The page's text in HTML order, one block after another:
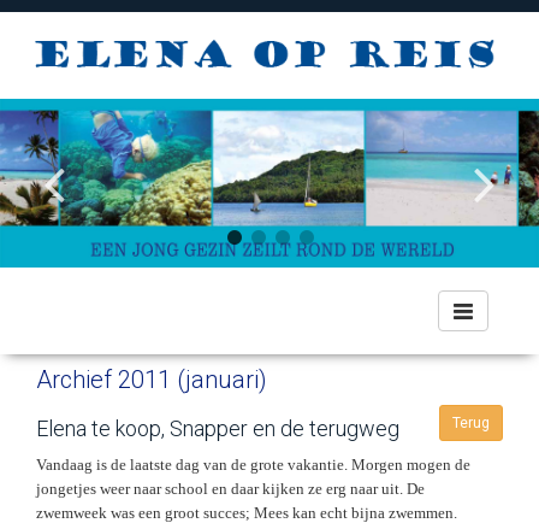
Toggle
navigation
Archief 2011 (januari)
Terug
Elena te koop, Snapper en de terugweg
Vandaag is de laatste dag van de grote vakantie. Morgen mogen de
jongetjes weer naar school en daar kijken ze erg naar uit. De
zwemweek was een groot succes; Mees kan echt bijna zwemmen.